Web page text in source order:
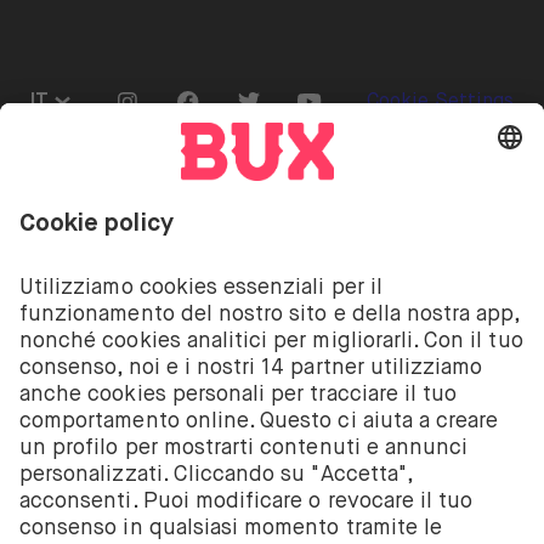
IT Go to "Instagram"
Go to "Facebook"
Go to "Twitter"
Go to "Youtube"
Cookie Settings
Investire comporta dei rischi. C’è la possibilità che
I servizi di investimento su azioni ed ETF offerti da
BUX sono forniti da BUX B.V., società registrata
presso la Camera di Commercio di Amsterdam con il
numero 58403949. BUX B.V. è autorizzata a operare
dall’Autorità Olandese per i Mercati Finanziari (AFM)
nei limiti previsti dalla normativa vigente.
BUX B.V. non fornisce consulenza d’investimento e
gli investitori devono prendere le decisioni